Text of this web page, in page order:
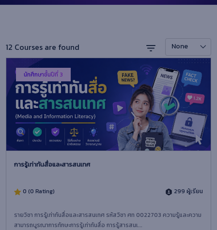
12 Courses are found None
นักศึกษาชั้นปีที่ 3
การรู้เท่าทันสื่อและสารสนเทศ
0 (0 Rating) 299 ผู้เรียน
รายวิชา การรู้เท่าทันสื่อและสารสนเทศ รหัสวิชา ศท 0022703 ความรู้และความ
สามารถบูรณาการทักษะการรู้เท่าทันสื่อ การรู้สารสนเ...